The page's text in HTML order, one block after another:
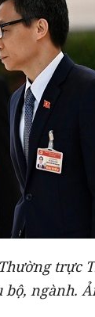
trực
ngành.